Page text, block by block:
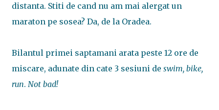
distanta. Stiti de cand nu am mai alergat un
maraton pe sosea? Da, de la Oradea.
Bilantul primei saptamani arata peste 12 ore de
miscare, adunate din cate 3 sesiuni de swim, bike,
run. Not bad!